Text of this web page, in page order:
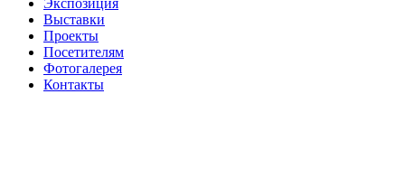
Экспозиция
Выставки
Проекты
Посетителям
Фотогалерея
Контакты